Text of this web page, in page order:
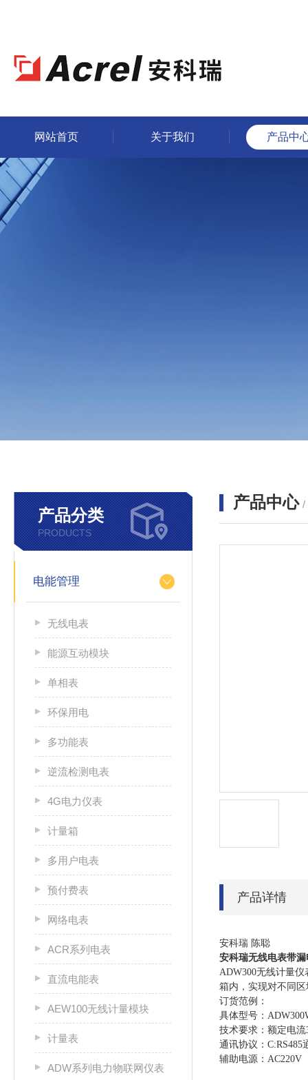
网站首页 关于我们 产品中
产品分类
PRODUCTS
电能管理
无线电表
能源互动模块
单相表
环保用电
多功能表
逆流检测电表
4G电力仪表
计量箱
多用户电表
预付费表
网络电表
ACR系列电表
直流电能表
AEW100无线计量模块
计量表
ADW系列电力物联网仪表
产品中心 /
产品详情
安科瑞 陈聪
安科瑞无线电表带
ADW300无线计量
箱内，实现对不同
订货范例：
具体型号：
技术要求：额定电流
通讯协议：C:RS485
辅助电源：AC220V